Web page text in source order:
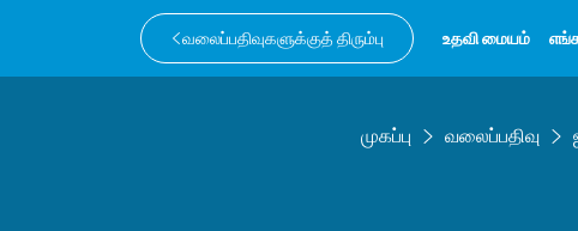
வலைப்பதிவுகளுக்குத் திரும்பு உதவி மையம்
முகப்பு வலைப்பதிவு